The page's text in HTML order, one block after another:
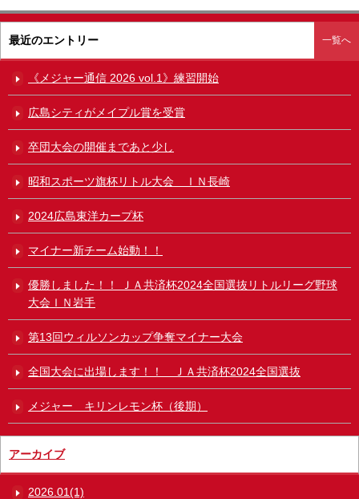
最近のエントリー 一覧へ
《メジャー通信 2026 vol.1》練習開始
広島シティがメイプル賞を受賞
卒団大会の開催まであと少し
昭和スポーツ旗杯リトル大会 ＩＮ長崎
2024広島東洋カープ杯
マイナー新チーム始動！！
優勝しました！！ ＪＡ共済杯2024全国選抜リトルリーグ野球
大会ＩＮ岩手
第13回ウィルソンカップ争奪マイナー大会
全国大会に出場します！！ ＪＡ共済杯2024全国選抜
メジャー キリンレモン杯（後期）
アーカイブ
2026.01(1)